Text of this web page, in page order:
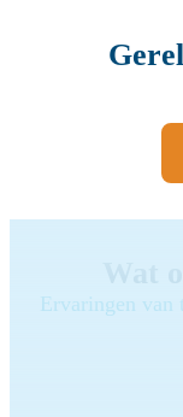
Ervaringen van